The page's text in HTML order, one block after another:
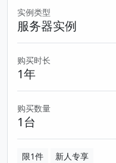
实例类型
服务器实例
购买时长
1年
购买数量
1台
限1件
新人专享